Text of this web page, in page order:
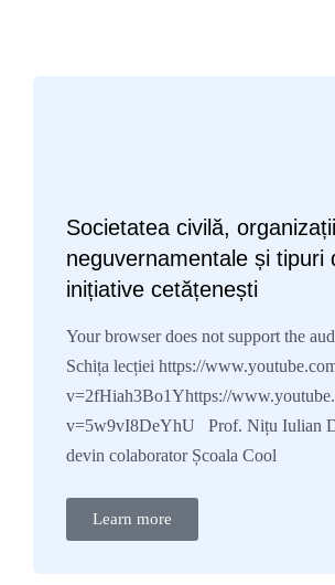
Societatea civilă, organizații
neguvernamentale și tipuri
inițiative cetățenești
Your browser does not support the
Schița lecției https://
v=2fHiah3Bo1Yhttps://
v=5w9vI8DeYhU Prof. Nițu Iulian
devin colaborator Școala Cool
Learn more